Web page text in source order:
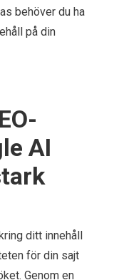
behöver du ha
på din
AI
ditt innehåll
för din sajt
Genom en